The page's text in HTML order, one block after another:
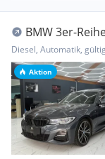
Aktion
BMW 3er-
SCHIEBEDACH
Diesel, Automatik,